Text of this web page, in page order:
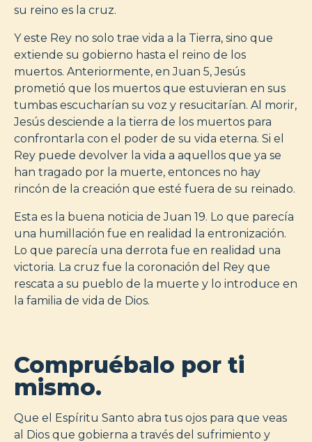
su reino es la cruz.
Y este Rey no solo trae vida a la Tierra, sino que
extiende su gobierno hasta el reino de los
muertos. Anteriormente, en Juan 5, Jesús
prometió que los muertos que estuvieran en sus
tumbas escucharían su voz y resucitarían. Al morir,
Jesús desciende a la tierra de los muertos para
confrontarla con el poder de su vida eterna. Si el
Rey puede devolver la vida a aquellos que ya se
han tragado por la muerte, entonces no hay
rincón de la creación que esté fuera de su reinado.
Esta es la buena noticia de Juan 19. Lo que parecía
una humillación fue en realidad la entronización.
Lo que parecía una derrota fue en realidad una
victoria. La cruz fue la coronación del Rey que
rescata a su pueblo de la muerte y lo introduce en
la familia de vida de Dios.
Compruébalo por ti
mismo.
Que el Espíritu Santo abra tus ojos para que veas
al Dios que gobierna a través del sufrimiento y